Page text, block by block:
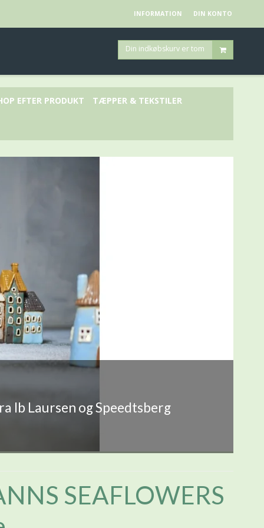
INFORMATION DIN KONTO
Din indkøbskurv er tom
EFTER PRODUKT TÆPPER & TEKSTILER
Ib Laursen og Speedtsberg
SEAFLOWERS